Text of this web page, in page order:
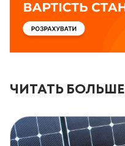
ЧИТАТЬ БОЛЬШЕ